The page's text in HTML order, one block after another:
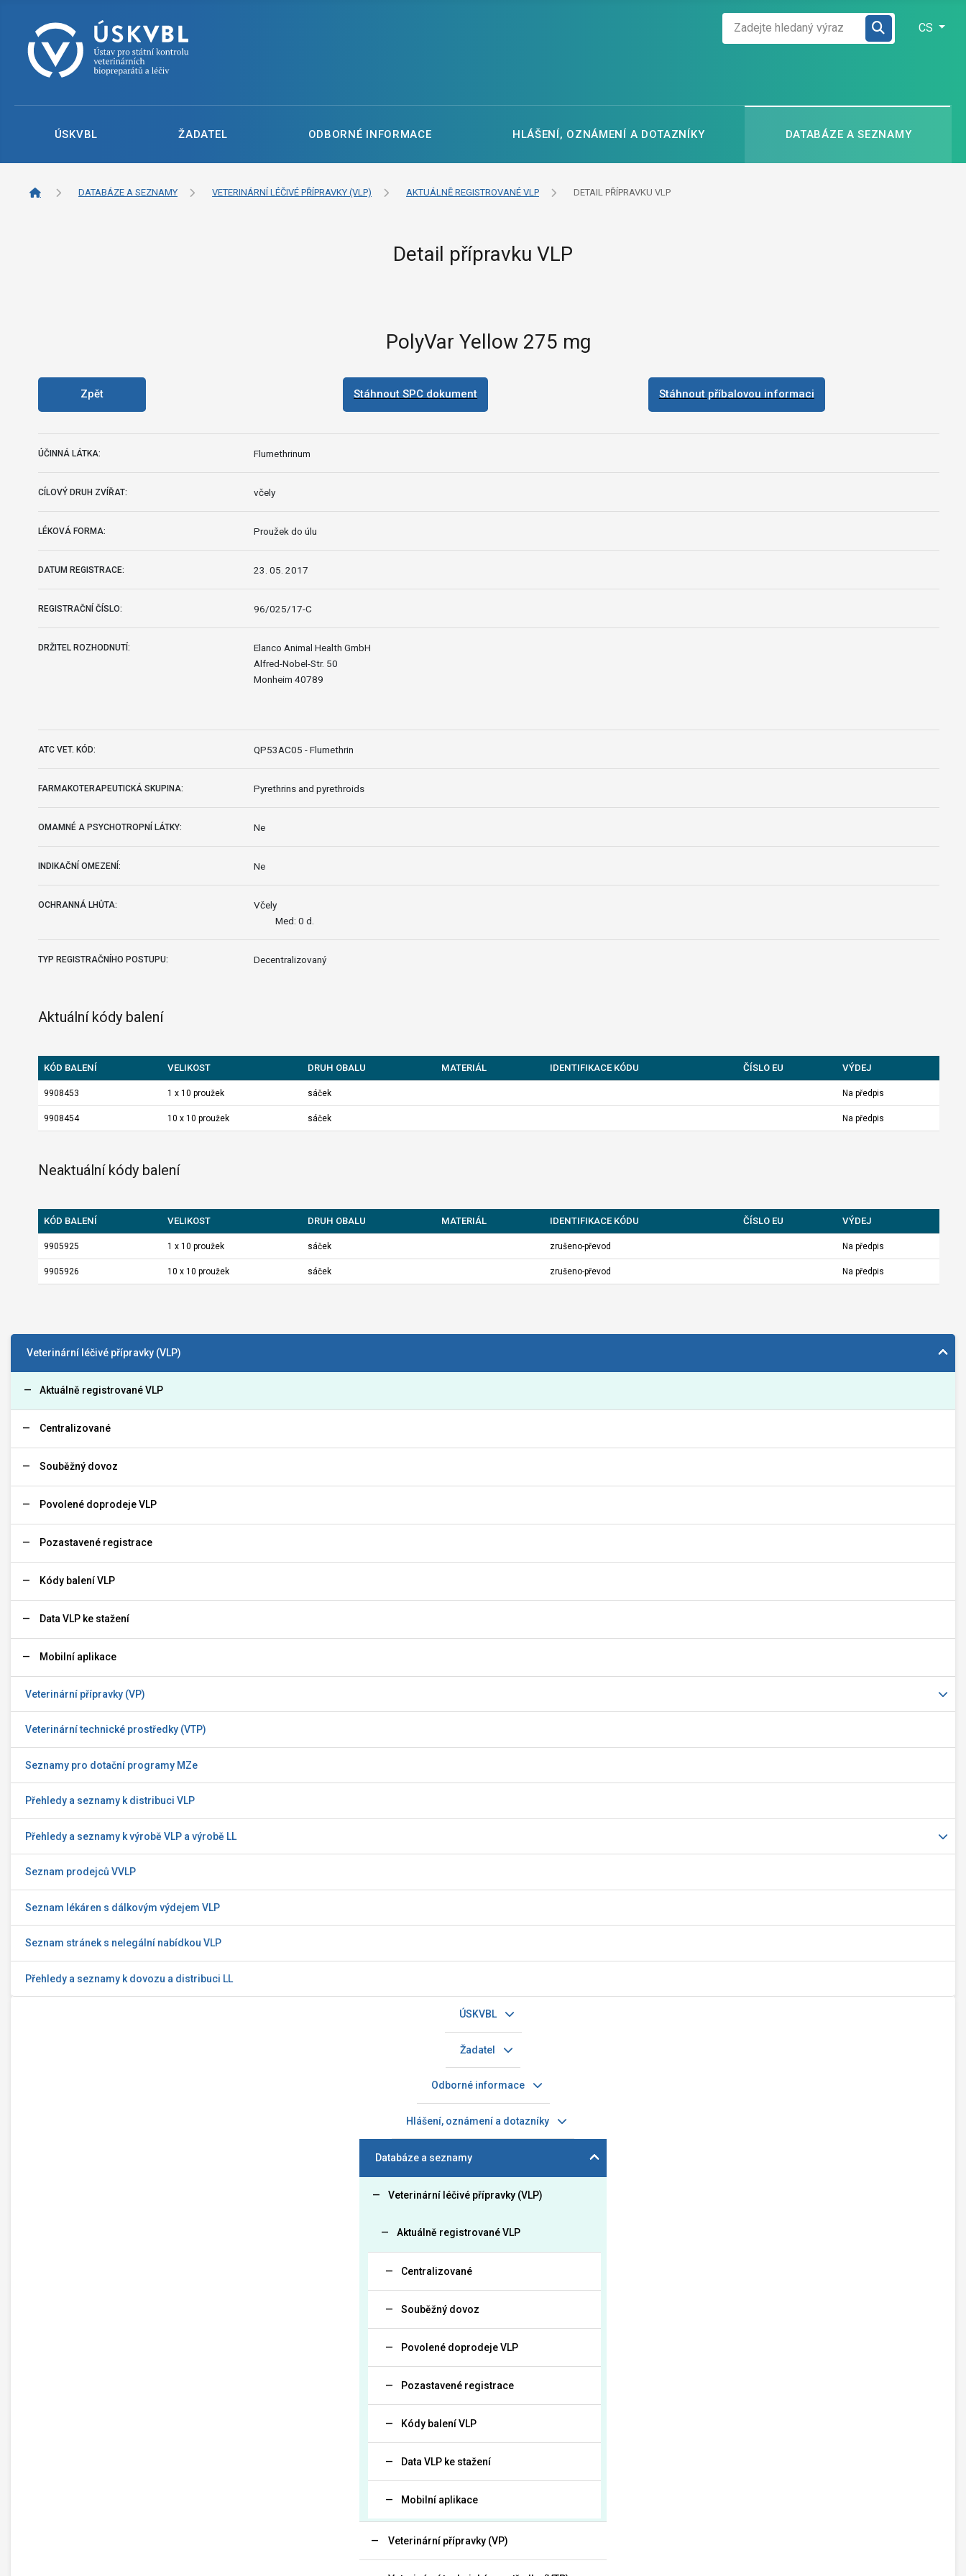
CS
ÚSKVBL ŽADATEL ODBORNÉ INFORMACE HLÁŠENÍ, OZNÁMENÍ A DOTAZNÍKY DATABÁZE A SEZNAMY
DATABÁZE A SEZNAMY VETERINÁRNÍ LÉČIVÉ PŘÍPRAVKY (VLP) AKTUÁLNĚ REGISTROVANÉ VLP DETAIL PŘÍPRAVKU VLP
Veterinární léčivé přípravky (VLP)
Aktuálně registrované VLP
Centralizované
Souběžný dovoz
Povolené doprodeje VLP
Pozastavené registrace
Kódy balení VLP
Data VLP ke stažení
Mobilní aplikace
Veterinární přípravky (VP)
Veterinární technické prostředky (VTP)
Seznamy pro dotační programy MZe
Přehledy a seznamy k distribuci VLP
Přehledy a seznamy k výrobě VLP a výrobě LL
Seznam prodejců VVLP
Seznam lékáren s dálkovým výdejem VLP
Seznam stránek s nelegální nabídkou VLP
Přehledy a seznamy k dovozu a distribuci LL
ÚSKVBL
Žadatel
Odborné informace
Hlášení, oznámení a dotazníky
Databáze a seznamy
Veterinární léčivé přípravky (VLP)
Aktuálně registrované VLP
Centralizované
Souběžný dovoz
Povolené doprodeje VLP
Pozastavené registrace
Kódy balení VLP
Data VLP ke stažení
Mobilní aplikace
Veterinární přípravky (VP)
Detail přípravku VLP
PolyVar Yellow 275 mg
Zpět Stáhnout SPC dokument Stáhnout příbalovou informaci
ÚČINNÁ LÁTKA: Flumethrinum
CÍLOVÝ DRUH ZVÍŘAT: včely
LÉKOVÁ FORMA: Proužek do úlu
DATUM REGISTRACE: 23. 05. 2017
REGISTRAČNÍ ČÍSLO: 96/025/17-C
DRŽITEL ROZHODNUTÍ:
Elanco Animal Health GmbH
Alfred-Nobel-Str. 50
Monheim 40789
ATC VET. KÓD: QP53AC05 - Flumethrin
FARMAKOTERAPEUTICKÁ SKUPINA: Pyrethrins and pyrethroids
OMAMNÉ A PSYCHOTROPNÍ LÁTKY: Ne
INDIKAČNÍ OMEZENÍ: Ne
OCHRANNÁ LHŮTA:
Včely
Med: 0 d.
TYP REGISTRAČNÍHO POSTUPU: Decentralizovaný
Aktuální kódy balení
KÓD BALENÍ VELIKOST DRUH OBALU MATERIÁL IDENTIFIKACE KÓDU ČÍSLO EU VÝDEJ
9908453 1 x 10 proužek sáček Na předpis
9908454 10 x 10 proužek sáček Na předpis
Neaktuální kódy balení
KÓD BALENÍ VELIKOST DRUH OBALU MATERIÁL IDENTIFIKACE KÓDU ČÍSLO EU VÝDEJ
9905925 1 x 10 proužek sáček zrušeno-převod Na předpis
9905926 10 x 10 proužek sáček zrušeno-převod Na předpis